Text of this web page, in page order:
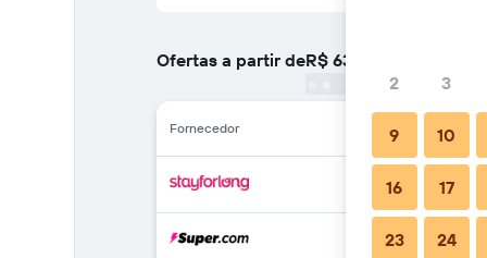
Ofertas a partir deR$ 634
Fornecedor
2 3
9 10
16 17
23 24